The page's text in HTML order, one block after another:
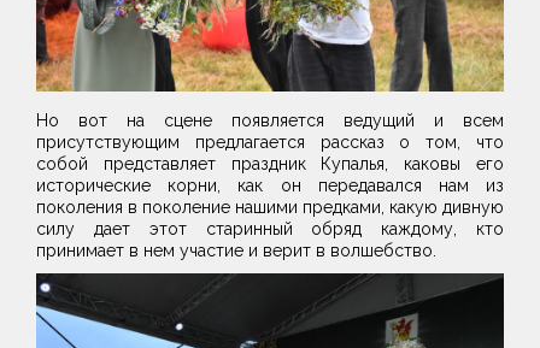
Но вот на сцене появляется ведущий и всем
присутствующим предлагается рассказ о том, что
собой представляет праздник Купалья, каковы его
исторические корни, как он передавался нам из
поколения в поколение нашими предками, какую дивную
силу дает этот старинный обряд каждому, кто
принимает в нем участие и верит в волшебство.